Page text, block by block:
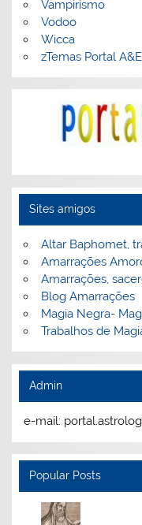
Vampirismo
Vodoo
Wicca
zTemas Portal A&E
Sites amigos
Altar Baphomet,
Amarrações
Amarrações,
Blog Amarrações
Magia Negra-
Trabalhos de
Admin
e-mail:
Popular Posts